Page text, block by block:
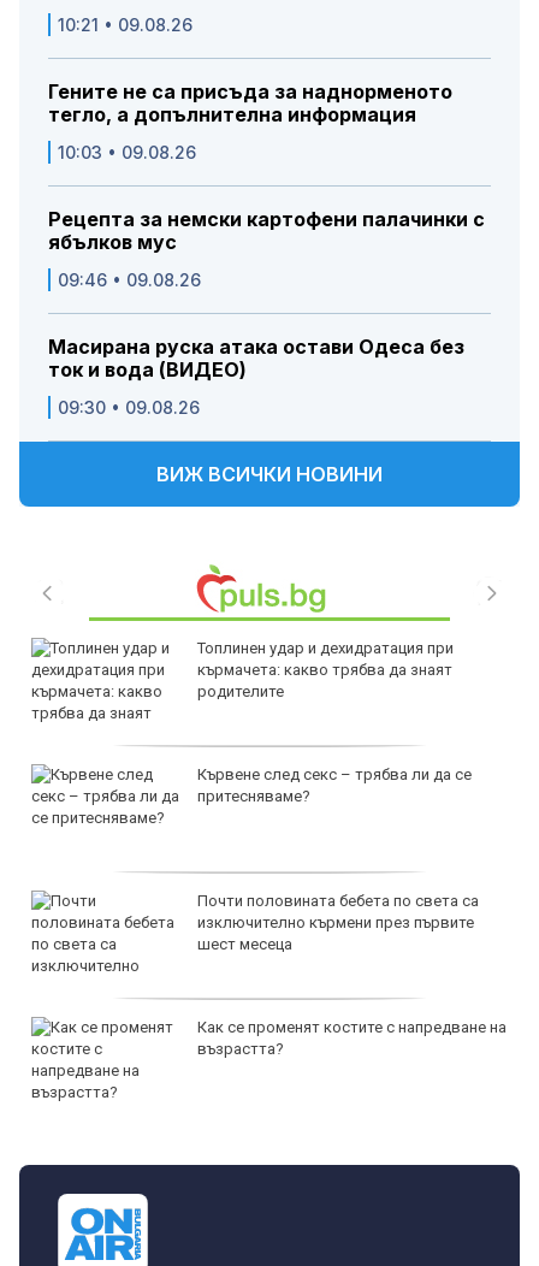
10:21 • 09.08.26
Гените не са присъда за наднорменото
тегло, а допълнителна информация
10:03 • 09.08.26
Рецепта за немски картофени палачинки с
ябълков мус
09:46 • 09.08.26
Масирана руска атака остави Одеса без
ток и вода (ВИДЕО)
09:30 • 09.08.26
ВИЖ ВСИЧКИ НОВИНИ
Топлинен удар и дехидратация при
кърмачета: какво трябва да знаят
родителите
Кървене след секс – трябва ли да се
притесняваме?
Почти половината бебета по света са
изключително кърмени през първите
шест месеца
Как се променят костите с напредване на
възрастта?